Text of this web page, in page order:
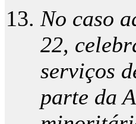
No caso
22,
serviços
parte da